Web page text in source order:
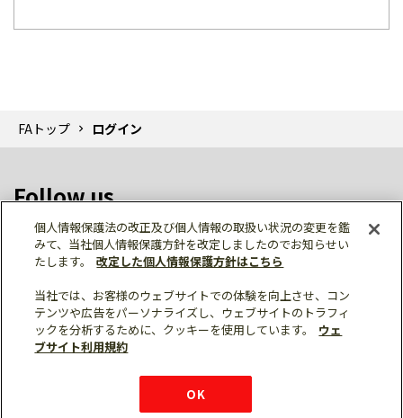
FAトップ ログイン
Follow us
個人情報保護 利用規約
ご利用にあたって
サイトマップ
三菱電機トップ
個人情報保護法の改正及び個人情報の取扱い状況の変更を鑑
みて、当社個人情報保護方針を改定しましたのでお知らせい
たします。
改定した個人情報保護方針はこちら
当社では、お客様のウェブサイトでの体験を向上させ、コン
テンツや広告をパーソナライズし、ウェブサイトのトラフィ
ックを分析するために、クッキーを使用しています。
ウェ
ブサイト利用規約
OK
チャットサービス